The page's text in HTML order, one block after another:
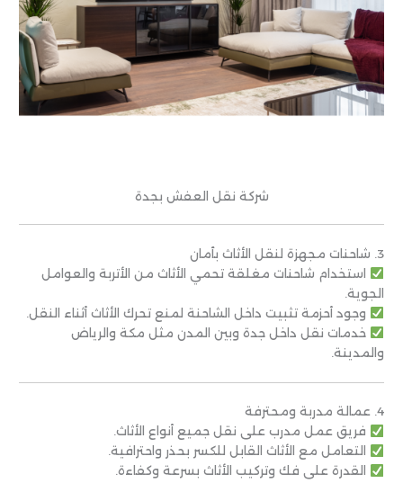
شركة نقل العفش بجدة
3. شاحنات مجهزة لنقل الأثاث بأمان
استخدام شاحنات مغلقة تحمي الأثاث من الأتربة والعوامل
الجوية.
وجود أحزمة تثبيت داخل الشاحنة لمنع تحرك الأثاث أثناء النقل.
خدمات نقل داخل جدة وبين المدن مثل مكة والرياض
والمدينة.
4. عمالة مدربة ومحترفة
فريق عمل مدرب على نقل جميع أنواع الأثاث.
التعامل مع الأثاث القابل للكسر بحذر واحترافية.
القدرة على فك وتركيب الأثاث بسرعة وكفاءة.